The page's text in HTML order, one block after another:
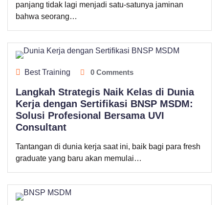
panjang tidak lagi menjadi satu-satunya jaminan
bahwa seorang…
Best Training 0 Comments
Langkah Strategis Naik Kelas di Dunia
Kerja dengan Sertifikasi BNSP MSDM:
Solusi Profesional Bersama UVI
Consultant
Tantangan di dunia kerja saat ini, baik bagi para fresh
graduate yang baru akan memulai…